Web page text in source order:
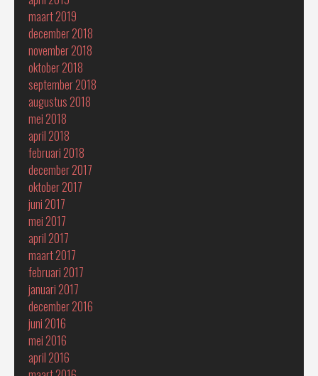
maart 2019
december 2018
november 2018
oktober 2018
september 2018
augustus 2018
mei 2018
april 2018
februari 2018
december 2017
oktober 2017
juni 2017
mei 2017
april 2017
maart 2017
februari 2017
januari 2017
december 2016
juni 2016
mei 2016
april 2016